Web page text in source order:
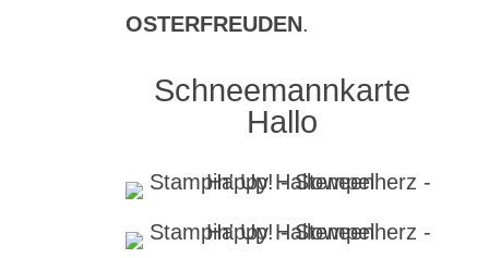
OSTERFREUDEN.
Schneemannkarte
Hallo